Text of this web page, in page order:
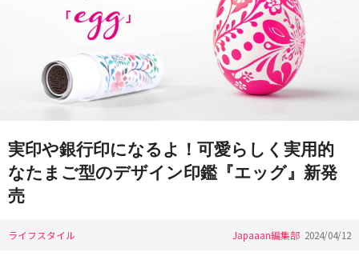
実印や銀行印になるよ！可愛らしく実用的
なたまご型のデザイン印鑑『エッグ』新発
売
ライフスタイル Japaaan編集部 2024/04/12